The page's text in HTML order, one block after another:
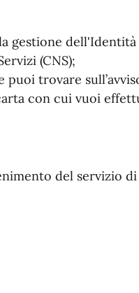
gestione
(CNS);
puoi trovare
con cui vuoi
del servizio